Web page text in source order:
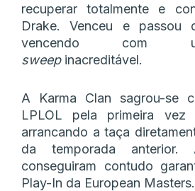
recuperar totalmente e
Drake. Venceu e passou
vencendo
sweep inacreditável.
A Karma Clan sagrou-se
LPLOL pela primeira vez
arrancando a taça
da temporada anterior.
conseguiram contudo
Play-In da European Masters.